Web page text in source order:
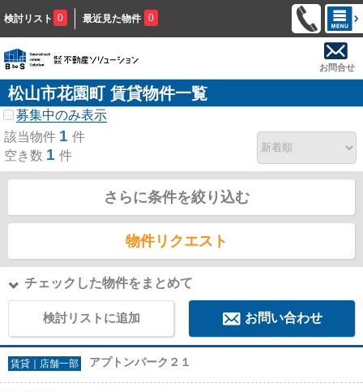
検討リスト 0 最近見た物件 0
お問合せ
松山市花園町 賃貸物件一覧
募集中のみ表示
該当物件 1 件
空き数 1 件
さらに条件を絞り込む
物件リクエスト
チェックした物件をまとめて
検討リストに追加 お問い合わせ
賃貸｜店舗一部 アプトンパーク２１